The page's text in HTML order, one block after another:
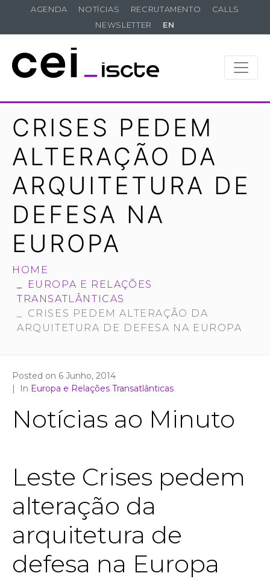
AGENDA NOTÍCIAS RECRUTAMENTO
CALLS
NEWSLETTER
EN
CRISES PEDEM
ALTERAÇÃO DA
ARQUITETURA DE
DEFESA NA
EUROPA
HOME
EUROPA E RELAÇÕES
TRANSATLÂNTICAS
CRISES PEDEM ALTERAÇÃO DA
ARQUITETURA DE DEFESA NA EUROPA
Posted on 6 Junho, 2014
In Europa e Relações Transatlânticas
Notícias ao Minuto
Leste Crises pedem
alteração da
arquitetura de
defesa na Europa